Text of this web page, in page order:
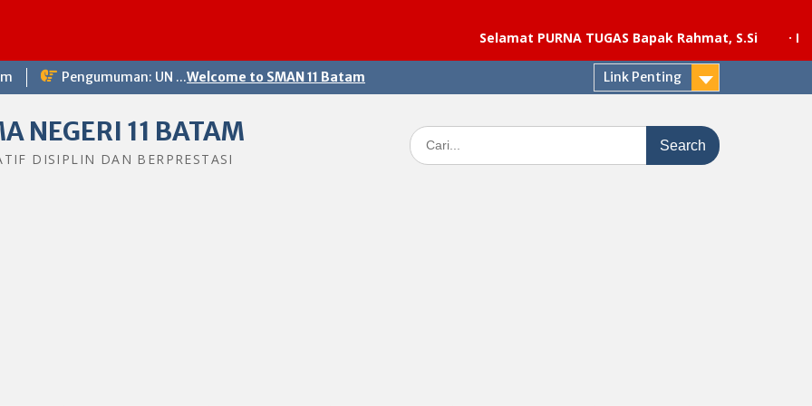
Selamat PURNA TUGAS Bapak Rahmat, S.Si
·
Pengumuman: UN ...Welcome to SMAN 11 Batam Link Penting
NEGERI 11 BATAM
DISIPLIN DAN BERPRESTASI
Search
for: